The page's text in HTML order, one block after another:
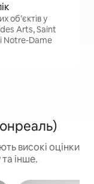
об’єктів у
Arts, Saint
Notre-Dame
високі оцінки
інше.